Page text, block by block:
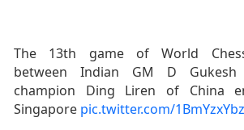
The 13th game of World
between Indian GM D Gukesh
champion Ding Liren of China
Singapore pic.twitter.com/